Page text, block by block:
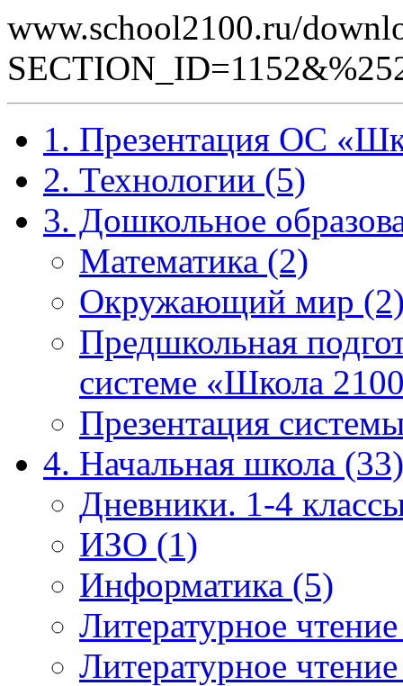
www.school2100.ru/
1. Презентация ОС
2. Технологии (5)
3. Дошкольное
Математика (2)
Окружающий мир
Предшкольная
системе «Школа
Презентация
4. Начальная школа (33)
Дневники. 1-4
ИЗО (1)
Информатика (5)
Литературное
Литературное